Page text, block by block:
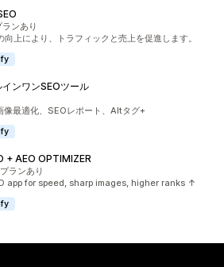
件
ンあり
上により、トラフィックと売上を促進します。
ンワンSEOツール
件
像最適化、SEOレポート、Altタグ+
+ AEO OPTIMIZER
件
ランあり
app for speed, sharp images, higher ranks ↑